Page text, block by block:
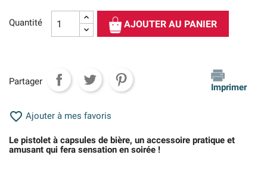
Quantité AJOUTER AU PANIER
Partager
Imprimer
 Ajouter à mes favoris
Le pistolet à capsules de bière, un accessoire pratique et
amusant qui fera sensation en soirée !